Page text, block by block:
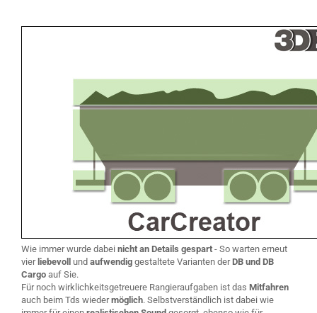
Wie immer wurde dabei nicht an Details gespart - So warten erneut
vier liebevoll und aufwendig gestaltete Varianten derDB und DB
Cargo auf Sie.
Für noch wirklichkeitsgetreuere Rangieraufgaben ist das Mitfahren
auch beim Tds wiedermöglich. Selbstverständlich ist dabei wie